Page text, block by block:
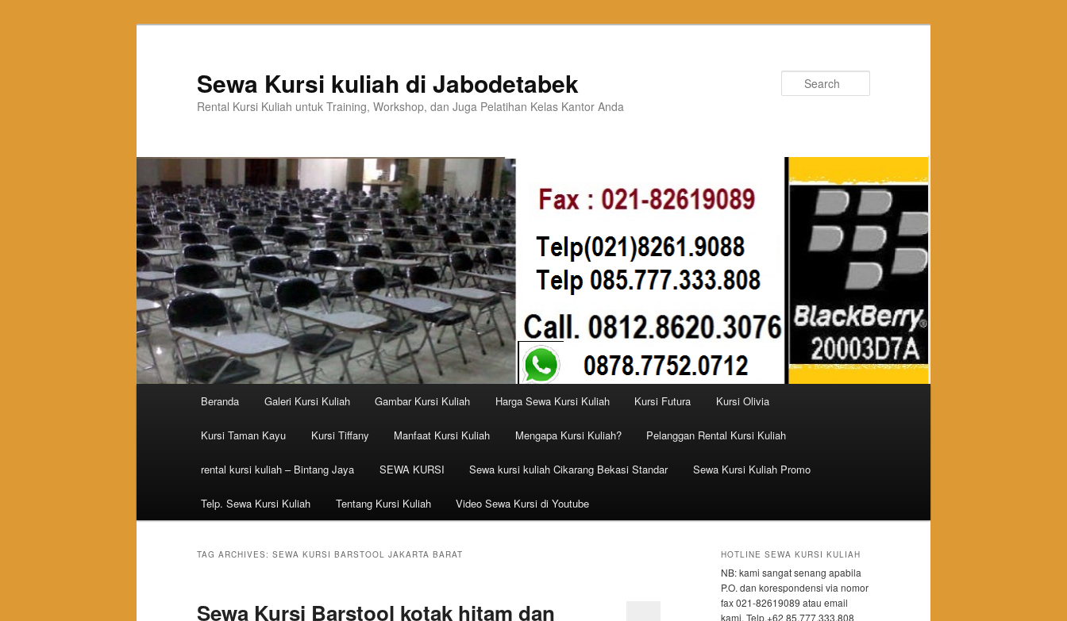
Sewa Kursi kuliah di Jabodetabek
Rental Kursi Kuliah untuk Training, Workshop, dan Juga Pelatihan Kelas Kantor Anda
Skip to primary content
Skip to secondary content
Beranda Galeri Kursi Kuliah Gambar Kursi Kuliah Harga Sewa Kursi Kuliah Kursi Futura Kursi Olivia
Kursi Taman Kayu Kursi Tiffany Manfaat Kursi Kuliah Mengapa Kursi Kuliah? Pelanggan Rental Kursi Kuliah
rental kursi kuliah – Bintang Jaya SEWA KURSI Sewa kursi kuliah Cikarang Bekasi Standar Sewa Kursi Kuliah Promo
Telp. Sewa Kursi Kuliah Tentang Kursi Kuliah Video Sewa Kursi di Youtube
TAG ARCHIVES: SEWA KURSI BARSTOOL JAKARTA BARAT
Sewa Kursi Barstool kotak hitam dan
HOTLINE SEWA KURSI KULIAH
NB: kami sangat senang apabila
P.O. dan korespondensi via nomor
fax 021-82619089 atau email
kami. Telp.+62 85.777.333.808